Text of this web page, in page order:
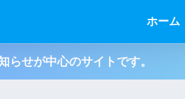
ホーム
らせが中心のサイトです。